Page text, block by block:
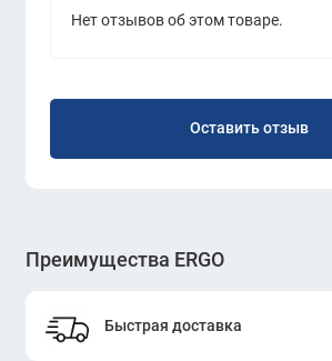
решение для создания современного и
Нет отзывов об этом товаре.
Оставить отзыв
Преимущества ERGO
Быстрая доставка